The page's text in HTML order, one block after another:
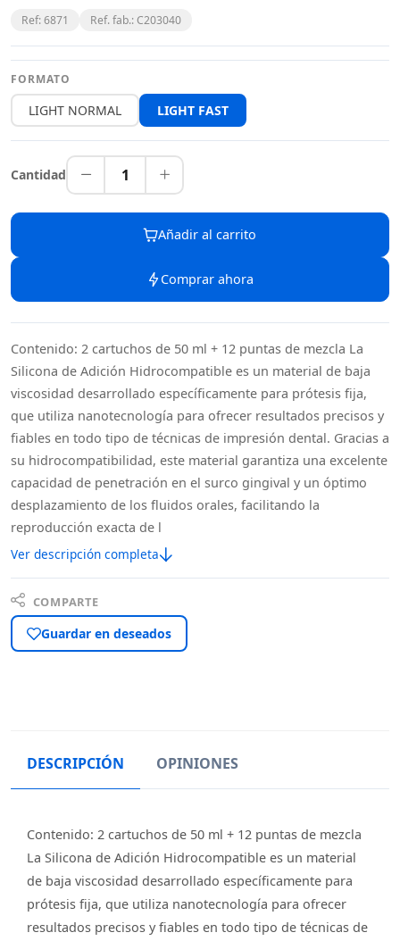
Ref: 6871 Ref. fab.: C203040
FORMATO
LIGHT NORMAL LIGHT FAST
Cantidad 1
Añadir al carrito
Comprar ahora
Contenido: 2 cartuchos de 50 ml + 12 puntas de mezcla La
Silicona de Adición Hidrocompatible es un material de baja
viscosidad desarrollado específicamente para prótesis fija,
que utiliza nanotecnología para ofrecer resultados precisos y
fiables en todo tipo de técnicas de impresión dental. Gracias a
su hidrocompatibilidad, este material garantiza una excelente
capacidad de penetración en el surco gingival y un óptimo
desplazamiento de los fluidos orales, facilitando la
reproducción exacta de l
Ver descripción completa
COMPARTE
Guardar en deseados
DESCRIPCIÓN OPINIONES
Contenido: 2 cartuchos de 50 ml + 12 puntas de mezcla
La Silicona de Adición Hidrocompatible es un material
de baja viscosidad desarrollado específicamente para
prótesis fija, que utiliza nanotecnología para ofrecer
resultados precisos y fiables en todo tipo de técnicas de